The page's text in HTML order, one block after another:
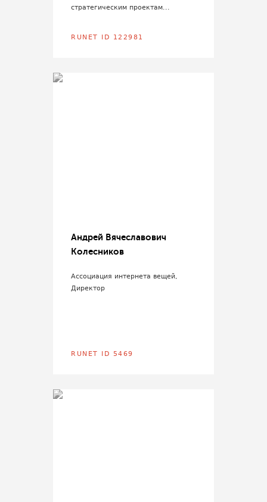
стратегическим проектам...
RUNET ID 122981
Андрей Вячеславович
Колесников
Ассоциация интернета вещей,
Директор
RUNET ID 5469